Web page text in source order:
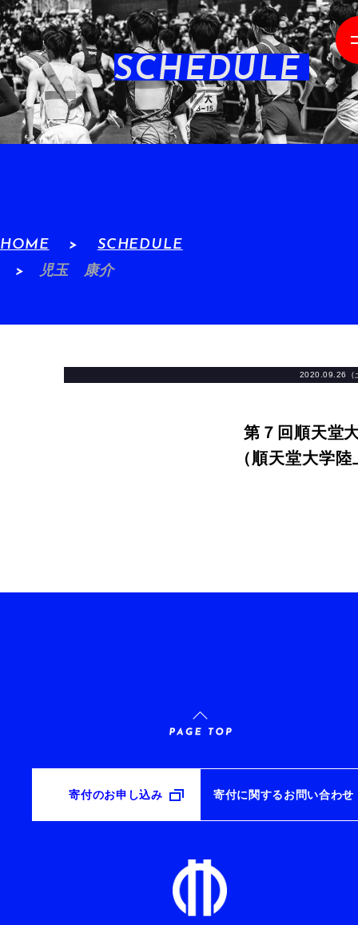
SCHEDULE
HOME
SCHEDULE
児玉 康介
2020.09.26（
第７回順天堂
（順天堂大学
寄付のお申し込み 寄付に関するお問い合わせ